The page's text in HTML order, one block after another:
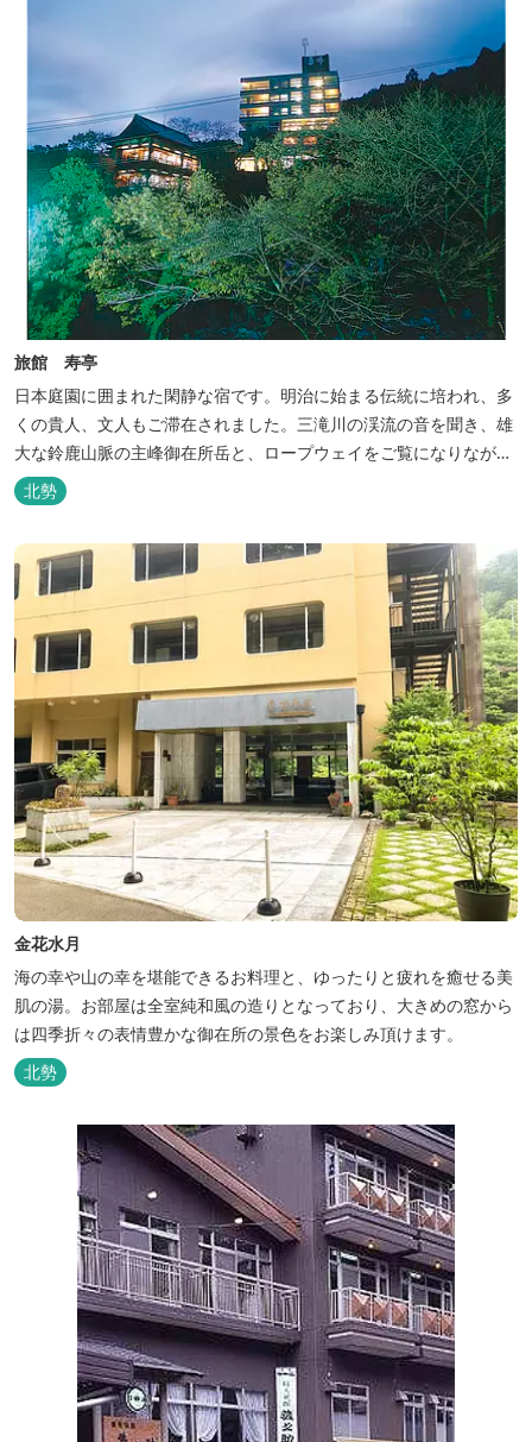
旅館 寿亭
日本庭園に囲まれた閑静な宿です。明治に始まる伝統に培われ、多
くの貴人、文人もご滞在されました。三滝川の渓流の音を聞き、雄
大な鈴鹿山脈の主峰御在所岳と、ロープウェイをご覧になりながら
お入りいただく露天風呂は気持ちがいいです。 また、庭園にある昭
和初期の離れの客間を改装した貸切風呂（６タイプ）はレトロクラ
シカルな雰囲気でみなさまに好評をいただいております。夕食は部
屋食の為、お子様連れやカッ...
北勢
金花水月
海の幸や山の幸を堪能できるお料理と、ゆったりと疲れを癒せる美
肌の湯。お部屋は全室純和風の造りとなっており、大きめの窓から
は四季折々の表情豊かな御在所の景色をお楽しみ頂けます。
北勢